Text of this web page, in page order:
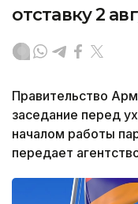
отставку 2
Правительство
заседание перед
началом работы
передает